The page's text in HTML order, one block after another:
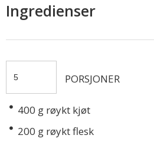
Ingredienser
PORSJONER
400 g røykt kjøt
200 g røykt flesk